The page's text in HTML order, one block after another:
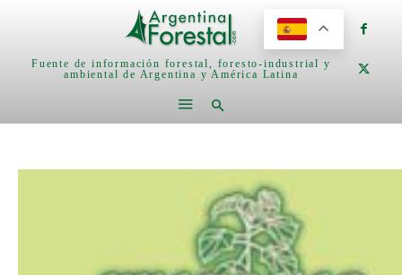
Fuente de información forestal, foresto-industrial y
ambiental de Argentina y América Latina